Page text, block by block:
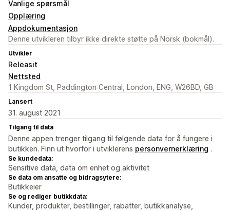
Vanlige spørsmål
Opplæring
Appdokumentasjon
Denne utvikleren tilbyr ikke direkte støtte på Norsk (bokmål).
Utvikler
Releasit
Nettsted
1 Kingdom St, Paddington Central, London, ENG, W26BD, GB
Lansert
31. august 2021
Tilgang til data
Denne appen trenger tilgang til følgende data for å fungere i
butikken. Finn ut hvorfor i utviklerens personvernerklæring .
Se kundedata:
Sensitive data, data om enhet og aktivitet
Se data om ansatte og bidragsytere:
Butikkeier
Se og rediger butikkdata:
Kunder, produkter, bestillinger, rabatter, butikkanalyse,